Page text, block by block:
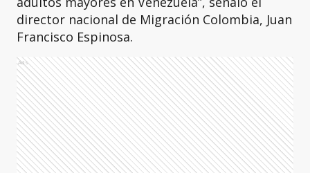
director nacional de Migración Colombia, Juan
Francisco Espinosa.
Ads